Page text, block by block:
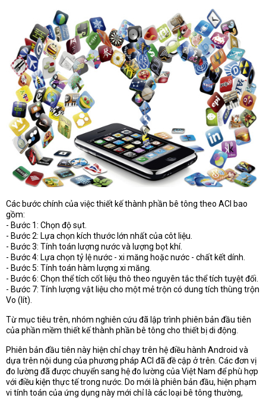
Các bước chính của việc thiết kế thành phần bê tông theo ACI bao
gồm:
- Bước 1: Chọn độ sụt.
- Bước 2: Lựa chọn kích thước lớn nhất của côt liệu.
- Bước 3: Tính toán lượng nước và lượng bọt khí.
- Bước 4: Lựa chọn tỷ lệ nước - xi măng hoặc nước - chất kết dính.
- Bước 5: Tính toán hàm lượng xi măng.
- Bước 6: Chọn thể tích cốt liệu thô theo nguyên tắc thể tích tuyệt đối.
- Bước 7: Tính lượng vật liệu cho một mẻ trộn có dung tích thùng trộn
Vo (lít).
Từ mục tiêu trên, nhóm nghiên cứu đã lập trình phiên bản đầu tiên
của phần mềm thiết kế thành phần bê tông cho thiết bị di động.
Phiên bản đầu tiên này hiện chỉ chạy trên hệ điều hành Android và
dựa trên nội dung của phương pháp ACI đã đề cập ở trên. Các đơn vị
đo lường đã được chuyển sang hệ đo lường của Việt Nam để phù hợp
với điều kiện thực tế trong nước. Do mới là phiên bản đầu, hiện phạm
vi tính toán của ứng dụng này mới chỉ là các loại bê tông thường,